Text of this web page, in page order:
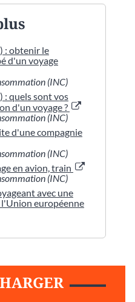
: obtenir le
d'un voyage
(INC)
quels sont vos
d'un voyage ?
(INC)
d'une compagnie
(INC)
en avion, train
(INC)
avec une
européenne